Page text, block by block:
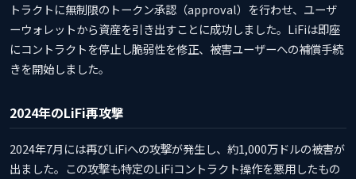
トラクトに無制限のトークン承認（approval）を行わせ、ユーザ
ーウォレットから資産を引き出すことに成功しました。LiFiは即座
にコントラクトを停止し脆弱性を修正、被害ユーザーへの補償手続
きを開始しました。
2024年のLiFi再攻撃
2024年7月には再びLiFiへの攻撃が発生し、約1,000万ドルの被害が
出ました。この攻撃も特定のLiFiコントラクト操作を悪用したもの